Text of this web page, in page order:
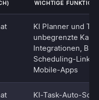
WICHTIGE
KI Planner und
unbegrenzte
Integrationen,
Scheduling-Links,
Mobile-Apps
KI-Task-Auto-